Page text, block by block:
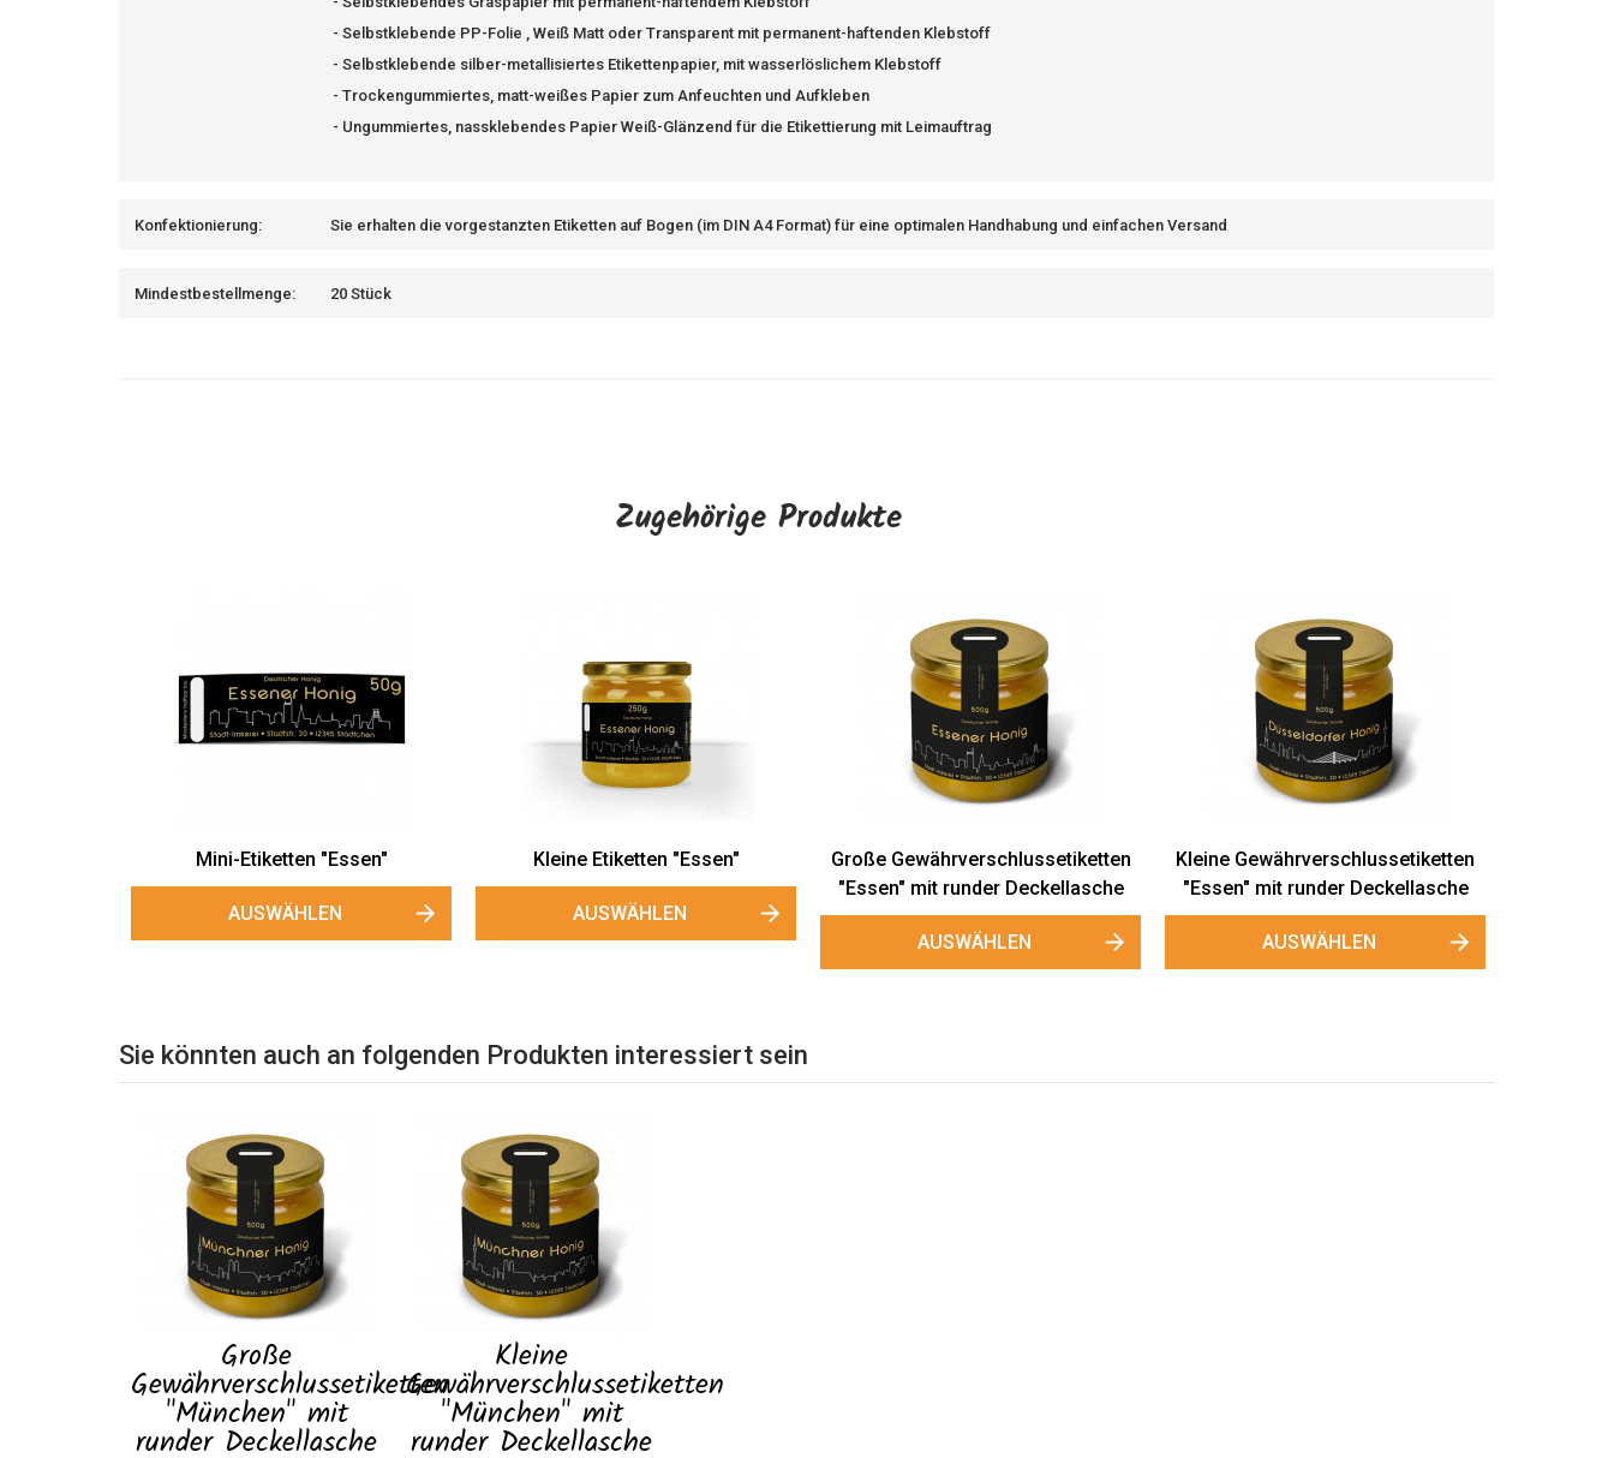
- Selbstklebende PP-Folie , Weiß Matt oder Transparent mit permanent-haftenden Klebstoff
- Selbstklebende silber-metallisiertes Etikettenpapier, mit wasserlöslichem Klebstoff
- Trockengummiertes, matt-weißes Papier zum Anfeuchten und Aufkleben
- Ungummiertes, nassklebendes Papier Weiß-Glänzend für die Etikettierung mit Leimauftrag
Konfektionierung: Sie erhalten die vorgestanzten Etiketten auf Bogen (im DIN A4 Format) für eine optimalen Handhabung und einfachen Versand
Mindestbestellmenge: 20 Stück
Zugehörige Produkte
Mini-Etiketten "Essen"
AUSWÄHLEN
Kleine Etiketten "Essen"
AUSWÄHLEN
Große Gewährverschlussetiketten
"Essen" mit runder Deckellasche
AUSWÄHLEN
Kleine Gewährverschlussetiketten
"Essen" mit runder Deckellasche
AUSWÄHLEN
Sie könnten auch an folgenden Produkten interessiert sein
Große
Gewährverschlussetiketten
"München" mit
runder Deckellasche
Kleine
Gewährverschlussetiketten
"München" mit
runder Deckellasche